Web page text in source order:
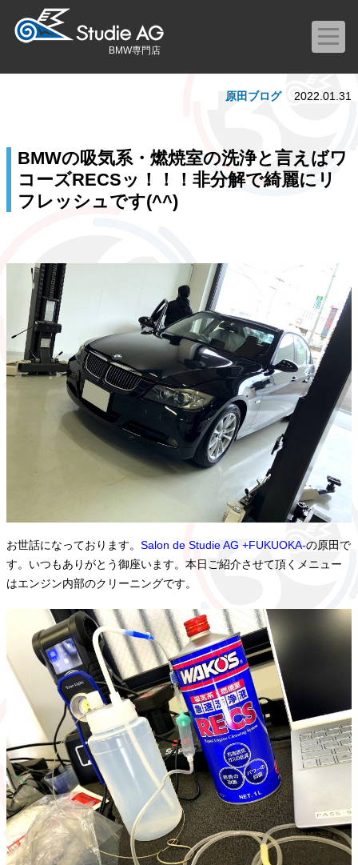
BMW専門店
BMWの吸気系・燃焼室の洗浄と言えばワ
コーズRECSッ！！！非分解で綺麗にリ
フレッシュです(^^)
原田ブログ 2022.01.31
お世話になっております。 Salon de Studie AG +FUKUOKA-の原田で
す。いつもありがとう御座います。本日ご紹介させて頂くメニュー
はエンジン内部のクリーニングです。